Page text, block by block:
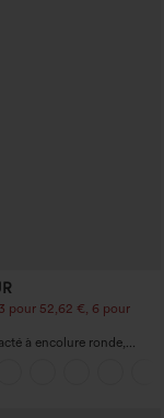
pour 52,62 €, 6 pour
à encolure ronde,
souris et coupe ample